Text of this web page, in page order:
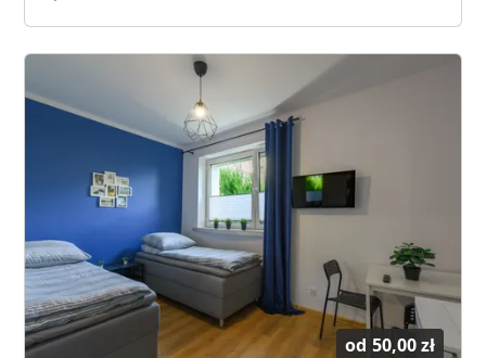
od 50,00 zł